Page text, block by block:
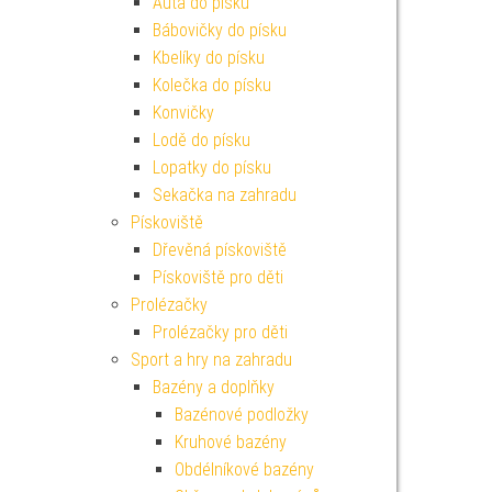
Bábovičky do písku
Kbelíky do písku
Kolečka do písku
Konvičky
Lodě do písku
Lopatky do písku
Sekačka na zahradu
Pískoviště
Dřevěná pískoviště
Pískoviště pro děti
Prolézačky
Prolézačky pro děti
Sport a hry na zahradu
Bazény a doplňky
Bazénové podložky
Kruhové bazény
Obdélníkové bazény